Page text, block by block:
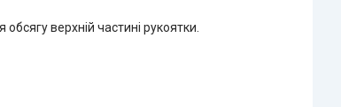
верхній частині рукоятки.